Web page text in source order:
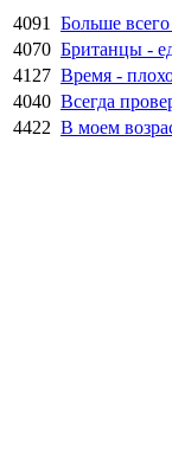
4091
Больше
4070 Британцы -
4127 Время -
4040 Всегда
4422 В моем